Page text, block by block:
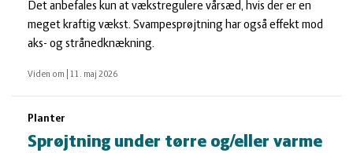
Det anbefales kun at vækstregulere vårsæd, hvis der er en
meget kraftig vækst. Svampesprøjtning har også effekt mod
aks- og strånedknækning.
Viden om 11. maj 2026
Planter
Sprøjtning under tørre og/eller varme